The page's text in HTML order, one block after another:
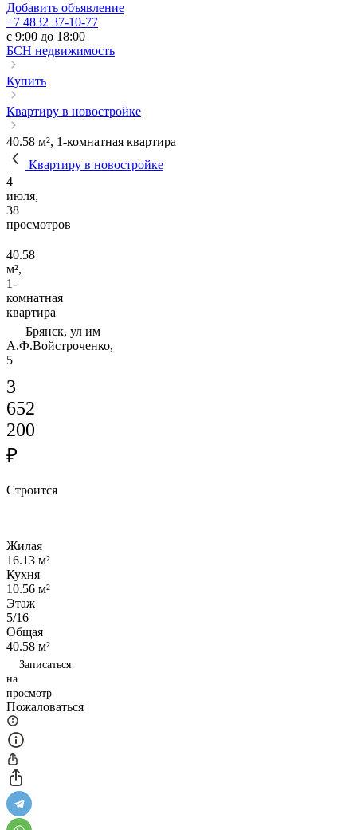
Добавить объявление
+7 4832 37-10-77
c 9:00 до 18:00
БСН недвижимость
Купить
Квартиру в новостройке
40.58 м², 1-комнатная квартира
Квартиру в новостройке
4
июля,
38
просмотров
40.58
м²,
1-
комнатная
квартира
Брянск, ул им
А.Ф.Войстроченко,
5
3
652
200
₽
Строится
Жилая
16.13 м²
Кухня
10.56 м²
Этаж
5/16
Общая
40.58 м²
Записаться
на
просмотр
Пожаловаться